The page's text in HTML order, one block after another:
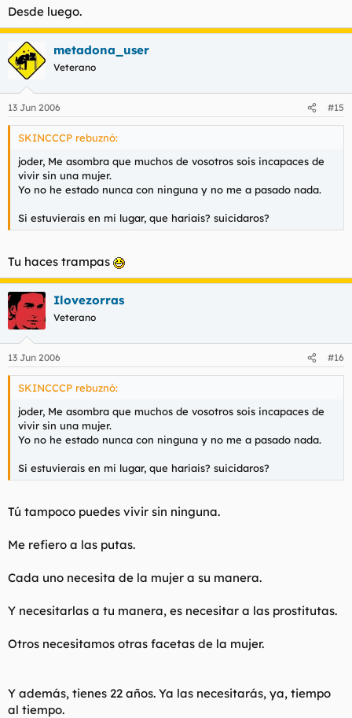
Desde luego.
metadona_user
Veterano
13 Jun 2006 #15
SKINCCCP rebuznó:
joder, Me asombra que muchos de vosotros sois incapaces de
vivir sin una mujer.
Yo no he estado nunca con ninguna y no me a pasado nada.
Si estuvierais en mi lugar, que hariais? suicidaros?
Tu haces trampas
Ilovezorras
Veterano
13 Jun 2006 #16
SKINCCCP rebuznó:
joder, Me asombra que muchos de vosotros sois incapaces de
vivir sin una mujer.
Yo no he estado nunca con ninguna y no me a pasado nada.
Si estuvierais en mi lugar, que hariais? suicidaros?
Tú tampoco puedes vivir sin ninguna.
Me refiero a las putas.
Cada uno necesita de la mujer a su manera.
Y necesitarlas a tu manera, es necesitar a las prostitutas.
Otros necesitamos otras facetas de la mujer.
Y además, tienes 22 años. Ya las necesitarás, ya, tiempo
al tiempo.